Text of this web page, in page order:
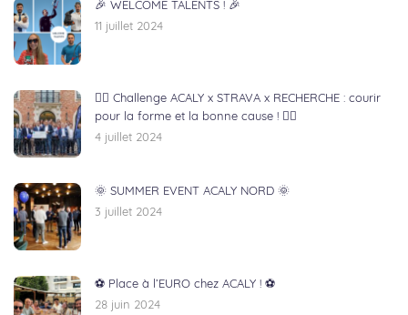
🎉 WELCOME TALENTS ! 🎉
11 juillet 2024
🏃‍♂️ Challenge ACALY x STRAVA x RECHERCHE : courir
pour la forme et la bonne cause ! 🏃‍♀️
4 juillet 2024
🌞 SUMMER EVENT ACALY NORD 🌞
3 juillet 2024
⚽ Place à l’EURO chez ACALY ! ⚽
28 juin 2024